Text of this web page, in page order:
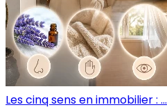
Les cinq sens en immobilier : ...